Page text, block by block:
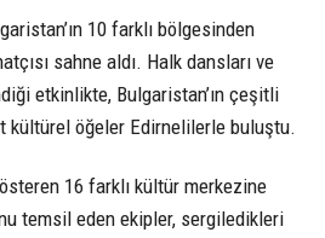
10 farklı bölgesinden
sahne aldı. Halk dansları ve
etkinlikte, Bulgaristan’ın çeşitli
kültürel öğeler Edirnelilerle buluştu.
16 farklı kültür merkezine
temsil eden ekipler, sergiledikleri